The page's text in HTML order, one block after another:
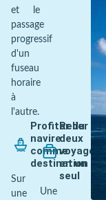
et le
passage
progressif
d'un
fuseau
horaire
à
l'autre.
Profiter du
navire
comme
destination
Sur
une
Relier
deux
voyages
en un
seul
Une